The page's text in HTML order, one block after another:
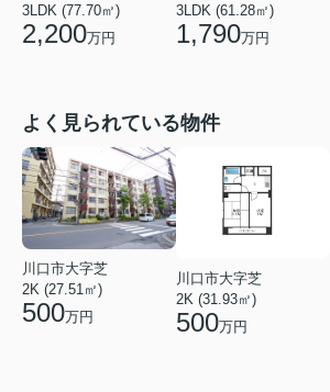
3LDK (77.70㎡)
2,200万円
3LDK (61.28㎡)
1,790万円
よく見られている物件
川口市大字芝
2K (27.51㎡)
500万円
川口市大字芝
2K (31.93㎡)
500万円